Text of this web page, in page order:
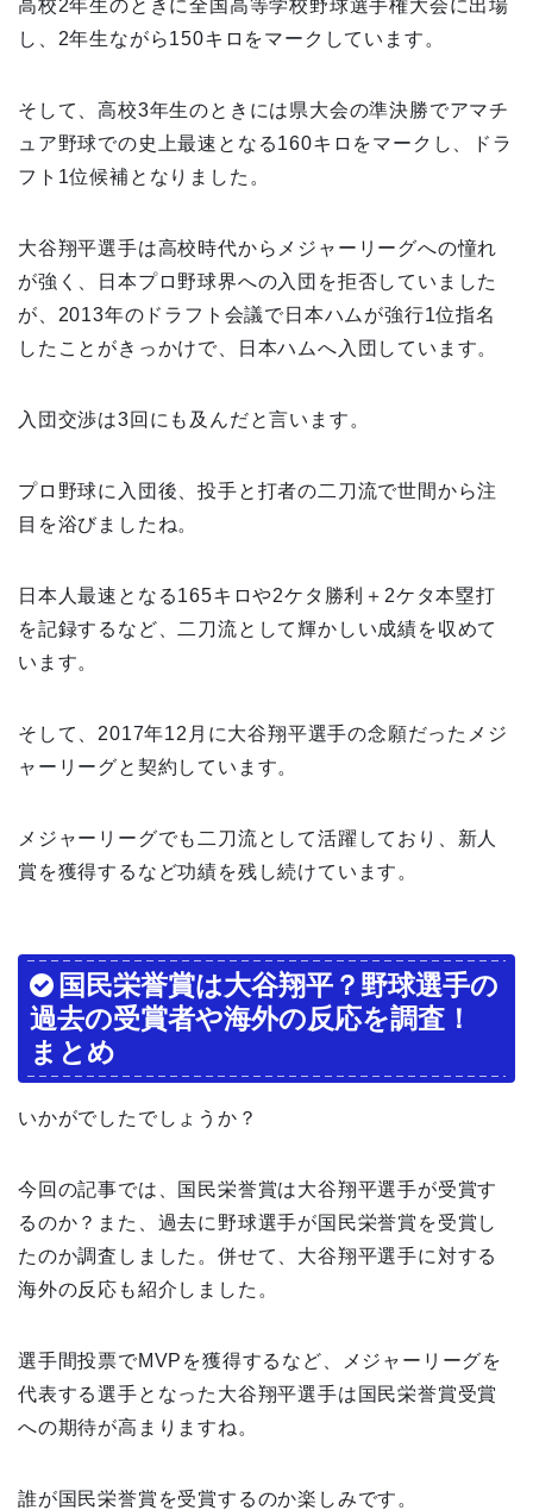
高校2年生のときに全国高等学校野球選手権大会に出場
し、2年生ながら150キロをマークしています。
そして、高校3年生のときには県大会の準決勝でアマチ
ュア野球での史上最速となる160キロをマークし、ドラ
フト1位候補となりました。
大谷翔平選手は高校時代からメジャーリーグへの憧れ
が強く、日本プロ野球界への入団を拒否していました
が、2013年のドラフト会議で日本ハムが強行1位指名
したことがきっかけで、日本ハムへ入団しています。
入団交渉は3回にも及んだと言います。
プロ野球に入団後、投手と打者の二刀流で世間から注
目を浴びましたね。
日本人最速となる165キロや2ケタ勝利＋2ケタ本塁打
を記録するなど、二刀流として輝かしい成績を収めて
います。
そして、2017年12月に大谷翔平選手の念願だったメジ
ャーリーグと契約しています。
メジャーリーグでも二刀流として活躍しており、新人
賞を獲得するなど功績を残し続けています。
国民栄誉賞は大谷翔平？野球選手の
過去の受賞者や海外の反応を調査！
まとめ
いかがでしたでしょうか？
今回の記事では、国民栄誉賞は大谷翔平選手が受賞す
るのか？また、過去に野球選手が国民栄誉賞を受賞し
たのか調査しました。併せて、大谷翔平選手に対する
海外の反応も紹介しました。
選手間投票でMVPを獲得するなど、メジャーリーグを
代表する選手となった大谷翔平選手は国民栄誉賞受賞
への期待が高まりますね。
誰が国民栄誉賞を受賞するのか楽しみです。